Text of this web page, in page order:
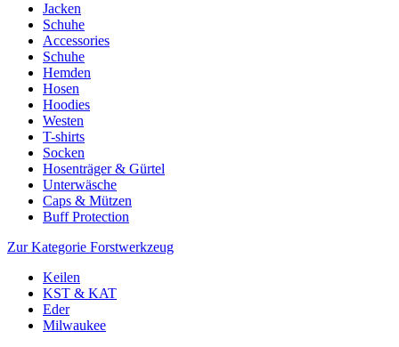
Jacken
Schuhe
Accessories
Schuhe
Hemden
Hosen
Hoodies
Westen
T-shirts
Socken
Hosenträger & Gürtel
Unterwäsche
Caps & Mützen
Buff Protection
Zur Kategorie Forstwerkzeug
Keilen
KST & KAT
Eder
Milwaukee